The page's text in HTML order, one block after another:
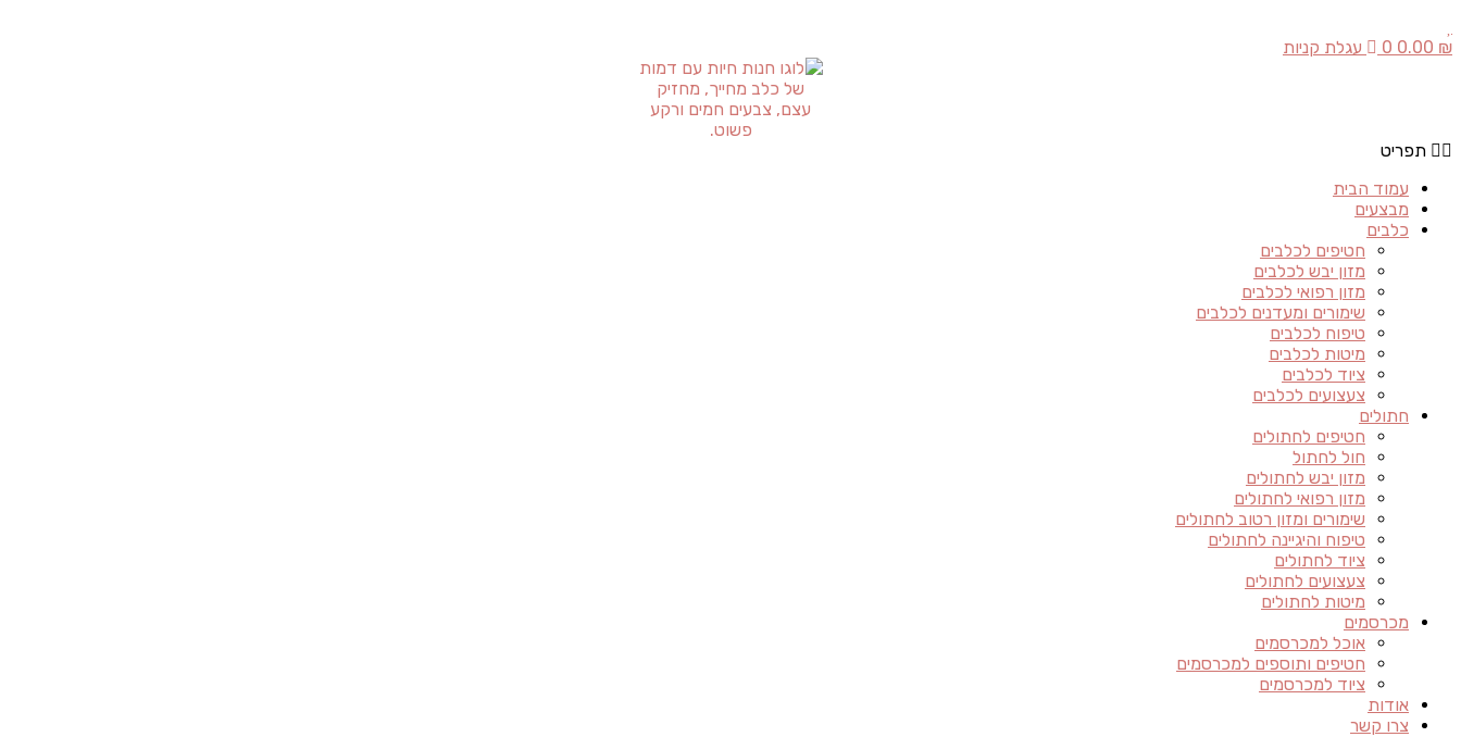
0.00 ₪
0 עגלת קניות
תפריט
עמוד הבית
מבצעים
כלבים
חטיפים לכלבים
מזון יבש לכלבים
מזון רפואי לכלבים
שימורים ומעדנים לכלבים
טיפוח לכלבים
מיטות לכלבים
ציוד לכלבים
צעצועים לכלבים
חתולים
חטיפים לחתולים
חול לחתול
מזון יבש לחתולים
מזון רפואי לחתולים
שימורים ומזון רטוב לחתולים
טיפוח והיגיינה לחתולים
ציוד לחתולים
צעצועים לחתולים
מיטות לחתולים
מכרסמים
אוכל למכרסמים
חטיפים ותוספים למכרסמים
ציוד למכרסמים
אודות
צרו קשר